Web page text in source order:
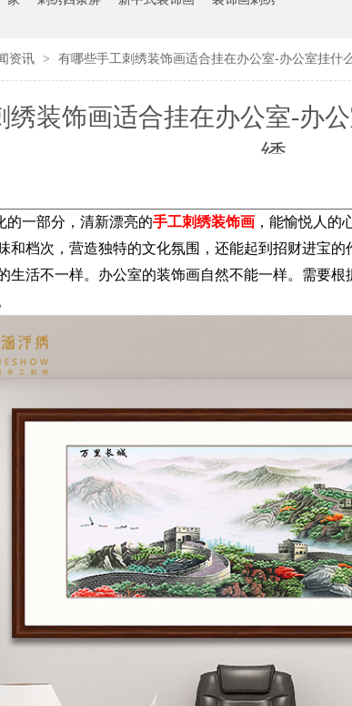
资讯 > 有哪些手工刺绣装饰画适合挂在办公室-办公室挂什
绣装饰画适合挂在办公室-办
绣
一部分，清新漂亮的手工刺绣装饰画 ，能愉悦人的
和档次，营造独特的文化氛围，还能起到招财进宝
生活不一样。办公室的装饰画自然不能一样。需要